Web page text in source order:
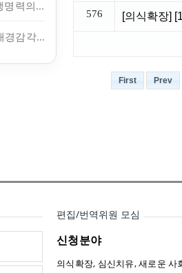
1月: 이유 없는 기쁨, 생명력의 원천
11月: 시간을 초월한 배경감각, 지복
576
First Prev
편집/번역위원 모심
신청분야
의식확장, 심신치유, 새로운 사